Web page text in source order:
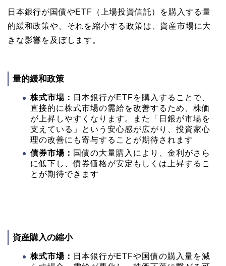
日本銀行が国債やETF（上場投資信託）を購入する量
的緩和政策や、それを縮小する政策は、資産市場に大
きな影響を及ぼします。
量的緩和政策
株式市場： 日本銀行がETFを購入することで、
直接的に株式市場の需給を改善するため、株価
が上昇しやすくなります。また「日銀が市場を
支えている」という安心感が広がり、投資家心
理の改善にも寄与することが期待されます
債券市場： 国債の大量購入により、金利がさら
に低下し、債券価格が安定もしくは上昇するこ
とが期待できます
資産購入の縮小
株式市場： 日本銀行がETFや国債の購入量を減